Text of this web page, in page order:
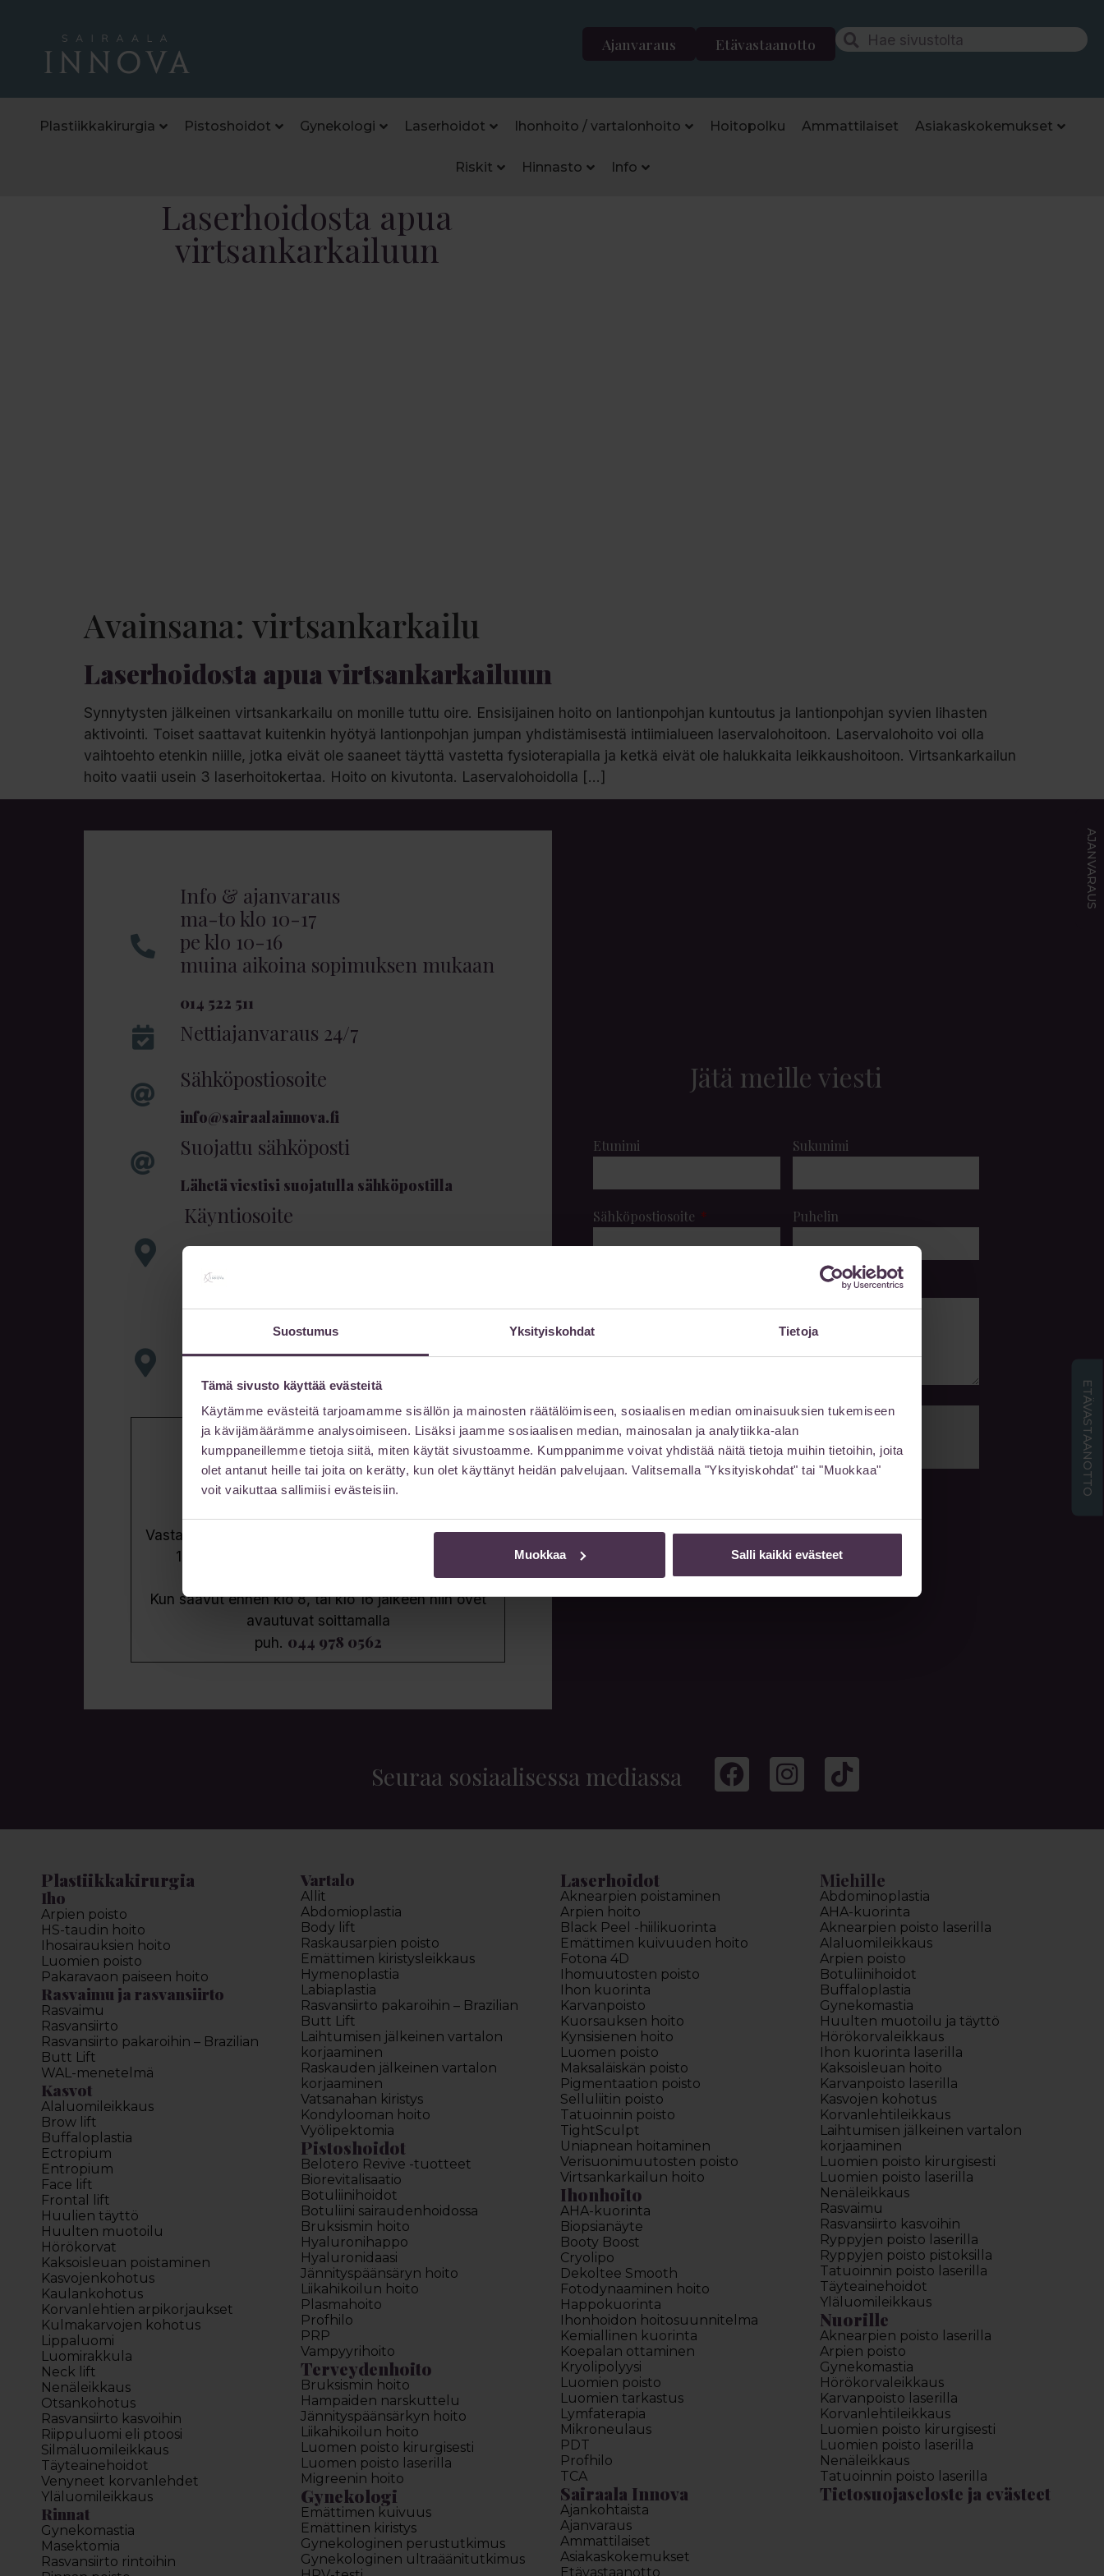
Suostumus Yksityiskohdat Tietoja
Tämä sivusto käyttää evästeitä
Käytämme evästeitä tarjoamamme sisällön ja mainosten räätälöimiseen, sosiaalisen median ominaisuuksien tukemiseen
ja kävijämäärämme analysoimiseen. Lisäksi jaamme sosiaalisen median, mainosalan ja analytiikka-alan
kumppaneillemme tietoja siitä, miten käytät sivustoamme. Kumppanimme voivat yhdistää näitä tietoja muihin tietoihin, joita
olet antanut heille tai joita on kerätty, kun olet käyttänyt heidän palvelujaan. Valitsemalla "Yksityiskohdat" tai "Muokkaa"
voit vaikuttaa sallimiisi evästeisiin.
Muokkaa Salli kaikki evästeet
Etävastaanotto
Ajanvaraus
Plastiikkakirurgia Pistoshoidot Gynekologi Laserhoidot Ihonhoito / vartalonhoito Hoitopolku Ammattilaiset Asiakaskokemukset
Riskit Hinnasto Info
Laserhoidosta apua
virtsankarkailuun
Avainsana: virtsankarkailu
Laserhoidosta apua virtsankarkailuun
Synnytysten jälkeinen virtsankarkailu on monille tuttu oire. Ensisijainen hoito on lantionpohjan kuntoutus ja lantionpohjan syvien lihasten
aktivointi. Toiset saattavat kuitenkin hyötyä lantionpohjan jumpan yhdistämisestä intiimialueen laservalohoitoon. Laservalohoito voi olla
vaihtoehto etenkin niille, jotka eivät ole saaneet täyttä vastetta fysioterapialla ja ketkä eivät ole halukkaita leikkaushoitoon. Virtsankarkailun
hoito vaatii usein 3 laserhoitokertaa. Hoito on kivutonta. Laservalohoidolla […]
Info & ajanvaraus
ma-to klo 10-17
pe klo 10-16
muina aikoina sopimuksen mukaan
014 522 511
Nettiajanvaraus 24/7
Sähköpostiosoite
info@sairaalainnova.fi
Suojattu sähköposti
Lähetä viestisi suojatulla sähköpostilla
Käyntiosoite
Innova 4
Lutakonaukio 1
Pysäköinti
P-Paviljonki 2 (Uno Savolan katu 6)
Aukioloajat
Vastaanottomme on auki ajanvarauksella arkisin klo
10-20. Muina aikoina sopimuksen mukaan.
Kun saavut ennen klo 8, tai klo 16 jälkeen niin ovet
avautuvat soittamalla
puh. 044 978 0562
Jätä meille viesti
Etunimi Sukunimi
Sähköpostiosoite Puhelin
LÄHETÄ
Seuraa sosiaalisessa mediassa
AJANVARAUS
ETÄVASTAANOTTO
Plastiikkakirurgia
Iho
Arpien poisto
HS-taudin hoito
Ihosairauksien hoito
Luomien poisto
Pakaravaon paiseen hoito
Rasvaimu ja rasvansiirto
Rasvaimu
Rasvansiirto
Rasvansiirto pakaroihin – Brazilian
Butt Lift
WAL-menetelmä
Kasvot
Alaluomileikkaus
Brow lift
Buffaloplastia
Ectropium
Entropium
Face lift
Frontal lift
Huulien täyttö
Huulten muotoilu
Hörökorvat
Kaksoisleuan poistaminen
Kasvojenkohotus
Kaulankohotus
Korvanlehtien arpikorjaukset
Kulmakarvojen kohotus
Lippaluomi
Luomirakkula
Neck lift
Nenäleikkaus
Otsankohotus
Rasvansiirto kasvoihin
Riippuluomi eli ptoosi
Silmäluomileikkaus
Täyteainehoidot
Venyneet korvanlehdet
Yläluomileikkaus
Rinnat
Gynekomastia
Masektomia
Rasvansiirto rintoihin
Vartalo
Allit
Abdomioplastia
Body lift
Raskausarpien poisto
Emättimen kiristysleikkaus
Hymenoplastia
Labiaplastia
Rasvansiirto pakaroihin – Brazilian
Butt Lift
Laihtumisen jälkeinen vartalon
korjaaminen
Raskauden jälkeinen vartalon
korjaaminen
Vatsanahan kiristys
Kondylooman hoito
Vyölipektomia
Pistoshoidot
Belotero Revive -tuotteet
Biorevitalisaatio
Botuliinihoidot
Botuliini sairaudenhoidossa
Bruksismin hoito
Hyaluronihappo
Hyaluronidaasi
Jännityspäänsäryn hoito
Liikahikoilun hoito
Plasmahoito
Profhilo
PRP
Vampyyrihoito
Terveydenhoito
Bruksismin hoito
Hampaiden narskuttelu
Jännityspäänsärkyn hoito
Liikahikoilun hoito
Luomen poisto kirurgisesti
Luomen poisto laserilla
Migreenin hoito
Gynekologi
Emättimen kuivuus
Emättinen kiristys
Gynekologinen perustutkimus
Gynekologinen ultraäänitutkimus
Laserhoidot
Aknearpien poistaminen
Arpien hoito
Black Peel -hiilikuorinta
Emättimen kuivuuden hoito
Fotona 4D
Ihomuutosten poisto
Ihon kuorinta
Karvanpoisto
Kuorsauksen hoito
Kynsisienen hoito
Luomen poisto
Maksaläiskän poisto
Pigmentaation poisto
Selluliitin poisto
Tatuoinnin poisto
TightSculpt
Uniapnean hoitaminen
Verisuonimuutosten poisto
Virtsankarkailun hoito
Ihonhoito
AHA-kuorinta
Biopsianäyte
Booty Boost
Cryolipo
Dekoltee Smooth
Fotodynaaminen hoito
Happokuorinta
Ihonhoidon hoitosuunnitelma
Kemiallinen kuorinta
Koepalan ottaminen
Kryolipolyysi
Luomien poisto
Luomien tarkastus
Lymfaterapia
Mikroneulaus
PDT
Profhilo
TCA
Sairaala Innova
Ajankohtaista
Ajanvaraus
Ammattilaiset
Asiakaskokemukset
Etävastaanotto
Miehille
Abdominoplastia
AHA-kuorinta
Aknearpien poisto laserilla
Alaluomileikkaus
Arpien poisto
Botuliinihoidot
Buffaloplastia
Gynekomastia
Huulten muotoilu ja täyttö
Hörökorvaleikkaus
Ihon kuorinta laserilla
Kaksoisleuan hoito
Karvanpoisto laserilla
Kasvojen kohotus
Korvanlehtileikkaus
Laihtumisen jälkeinen vartalon
korjaaminen
Luomien poisto kirurgisesti
Luomien poisto laserilla
Nenäleikkaus
Rasvaimu
Rasvansiirto kasvoihin
Ryppyjen poisto laserilla
Ryppyjen poisto pistoksilla
Tatuoinnin poisto laserilla
Täyteainehoidot
Yläluomileikkaus
Nuorille
Aknearpien poisto laserilla
Arpien poisto
Gynekomastia
Hörökorvaleikkaus
Karvanpoisto laserilla
Korvanlehtileikkaus
Luomien poisto kirurgisesti
Luomien poisto laserilla
Nenäleikkaus
Tatuoinnin poisto laserilla
Tietosuojaseloste ja evästeet